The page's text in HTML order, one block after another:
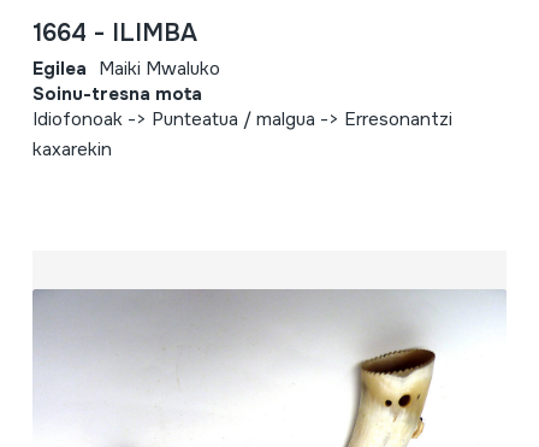
1664 - ILIMBA
Egilea Maiki Mwaluko
Soinu-tresna mota
Idiofonoak -> Punteatua / malgua -> Erresonantzi
kaxarekin